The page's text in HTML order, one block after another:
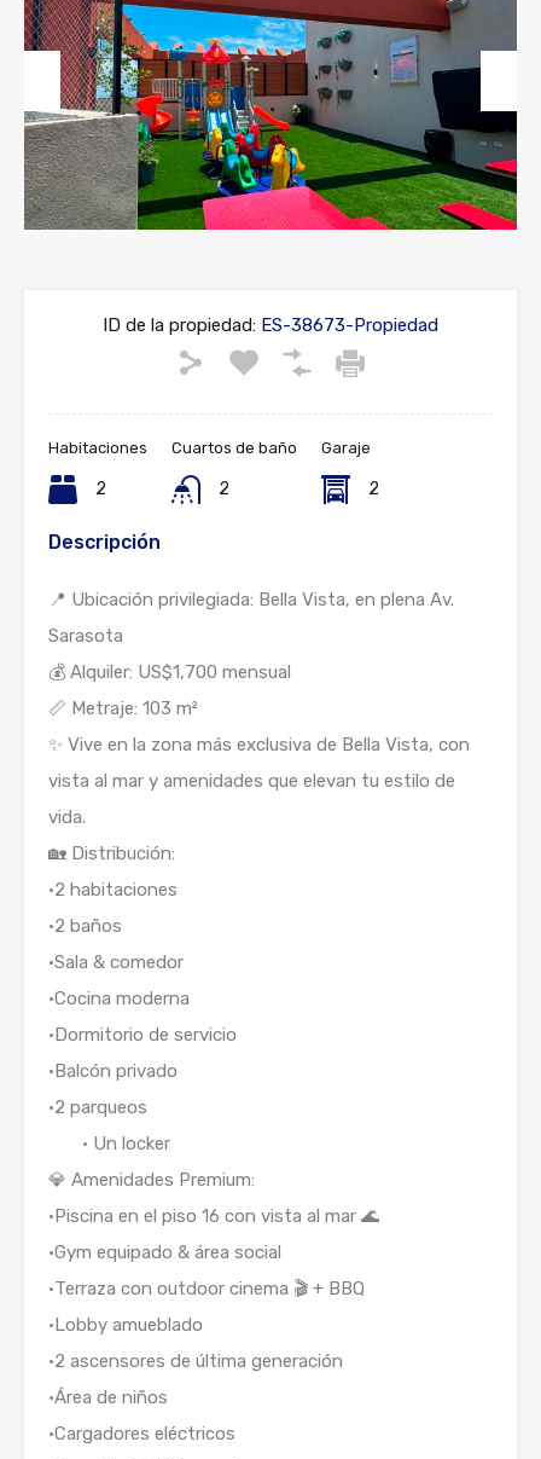
Previous Next
ID de la propiedad: ES-38673-Propiedad
Habitaciones
2
Cuartos de baño
2
Garaje
2
Descripción
📍 Ubicación privilegiada: Bella Vista, en plena Av.
Sarasota
💰 Alquiler: US$1,700 mensual
📏 Metraje: 103 m²
✨ Vive en la zona más exclusiva de Bella Vista, con
vista al mar y amenidades que elevan tu estilo de
vida.
🏡 Distribución:
•2 habitaciones
•2 baños
•Sala & comedor
•Cocina moderna
•Dormitorio de servicio
•Balcón privado
•2 parqueos
• Un locker
💎 Amenidades Premium:
•Piscina en el piso 16 con vista al mar 🌊
•Gym equipado & área social
•Terraza con outdoor cinema 🎬 + BBQ
•Lobby amueblado
•2 ascensores de última generación
•Área de niños
•Cargadores eléctricos